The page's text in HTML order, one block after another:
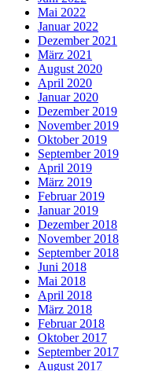
Mai 2022
Januar 2022
Dezember 2021
März 2021
August 2020
April 2020
Januar 2020
Dezember 2019
November 2019
Oktober 2019
September 2019
April 2019
März 2019
Februar 2019
Januar 2019
Dezember 2018
November 2018
September 2018
Juni 2018
Mai 2018
April 2018
März 2018
Februar 2018
Oktober 2017
September 2017
August 2017